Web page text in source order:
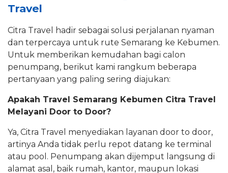
Travel
Citra Travel hadir sebagai solusi perjalanan nyaman
dan terpercaya untuk rute Semarang ke Kebumen.
Untuk memberikan kemudahan bagi calon
penumpang, berikut kami rangkum beberapa
pertanyaan yang paling sering diajukan:
Apakah Travel Semarang Kebumen Citra Travel
Melayani Door to Door?
Ya, Citra Travel menyediakan layanan door to door,
artinya Anda tidak perlu repot datang ke terminal
atau pool. Penumpang akan dijemput langsung di
alamat asal, baik rumah, kantor, maupun lokasi